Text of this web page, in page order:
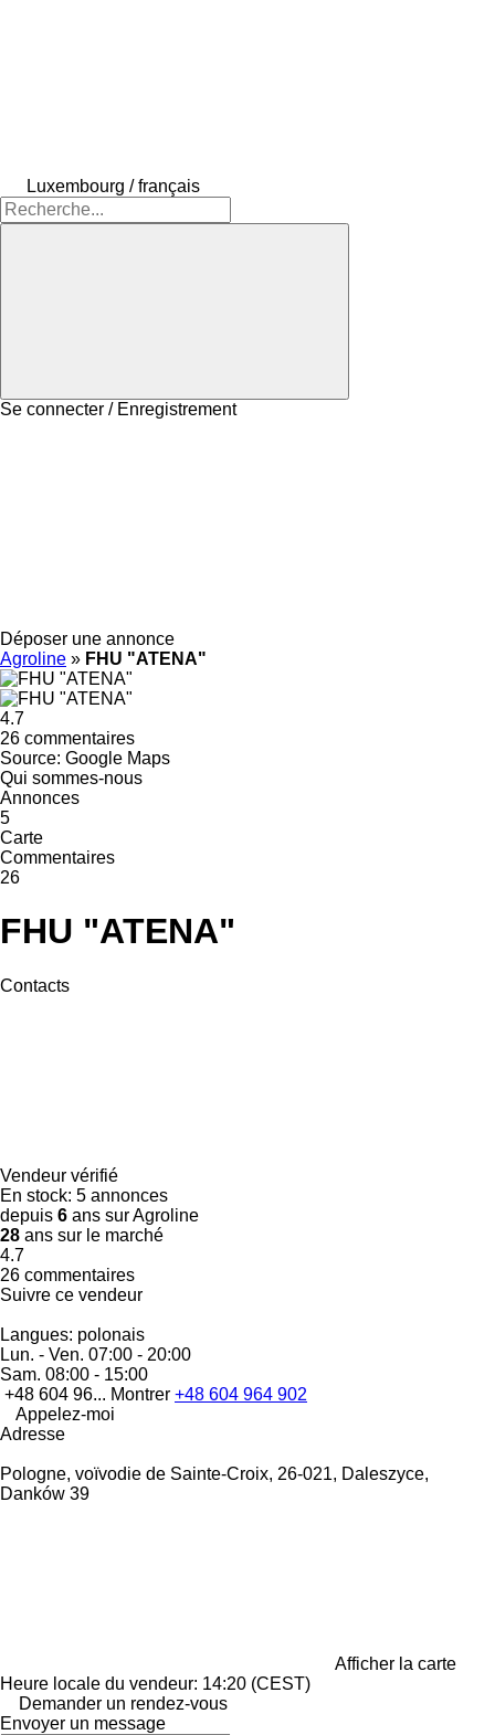
Luxembourg / français
Se connecter / Enregistrement
Déposer une annonce
Agroline » FHU "ATENA"
4.7
26 commentaires
Source: Google Maps
Qui sommes-nous
Annonces
5
Carte
Commentaires
26
FHU "ATENA"
Contacts
Vendeur vérifié
En stock: 5 annonces
depuis 6 ans sur Agroline
28 ans sur le marché
4.7
26 commentaires
Suivre ce vendeur
Langues: polonais
Lun. - Ven. 07:00 - 20:00
Sam. 08:00 - 15:00
+48 604 96... Montrer +48 604 964 902
Appelez-moi
Adresse
Pologne, voïvodie de Sainte-Croix, 26-021, Daleszyce,
Danków 39
Afficher la carte
Heure locale du vendeur: 14:20 (CEST)
Demander un rendez-vous
Envoyer un message